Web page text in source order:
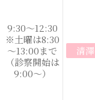
9:30～12:30
※土曜は8:30
～13:00まで
（診察開始は
9:00～）
清澤